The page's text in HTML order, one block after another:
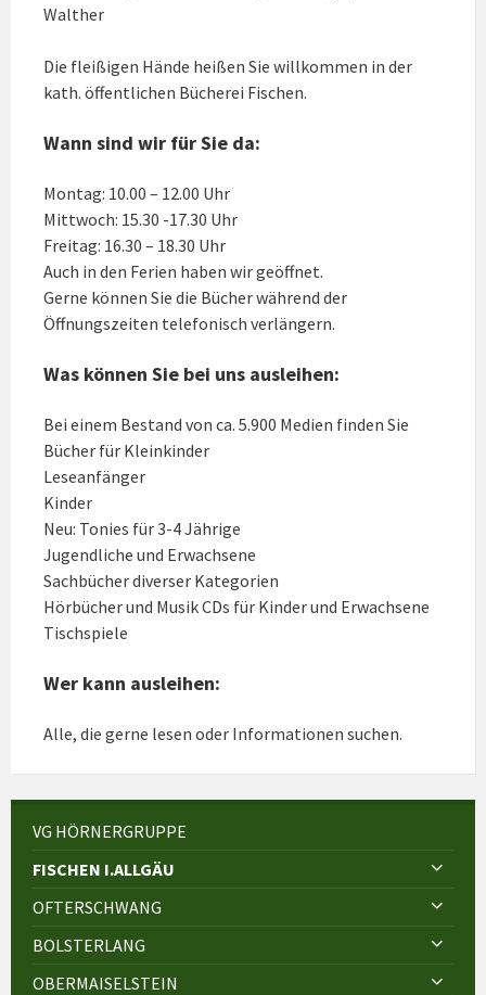
Walther
Die fleißigen Hände heißen Sie willkommen in der
kath. öffentlichen Bücherei Fischen.
Wann sind wir für Sie da:
Montag: 10.00 – 12.00 Uhr
Mittwoch: 15.30 -17.30 Uhr
Freitag: 16.30 – 18.30 Uhr
Auch in den Ferien haben wir geöffnet.
Gerne können Sie die Bücher während der
Öffnungszeiten telefonisch verlängern.
Was können Sie bei uns ausleihen:
Bei einem Bestand von ca. 5.900 Medien finden Sie
Bücher für Kleinkinder
Leseanfänger
Kinder
Neu: Tonies für 3-4 Jährige
Jugendliche und Erwachsene
Sachbücher diverser Kategorien
Hörbücher und Musik CDs für Kinder und Erwachsene
Tischspiele
Wer kann ausleihen:
Alle, die gerne lesen oder Informationen suchen.
VG HÖRNERGRUPPE
FISCHEN I.ALLGÄU
OFTERSCHWANG
BOLSTERLANG
OBERMAISELSTEIN